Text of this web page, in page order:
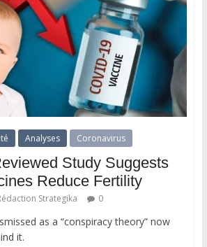
Analyses Coronavirus
Study Suggests
Reduce Fertility
Strategika 0
as a “conspiracy theory” now
it.